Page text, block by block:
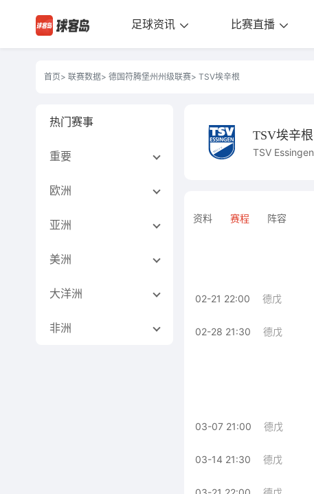
足球资讯 比赛直播
首页> 联赛数据> 德国符腾堡州州级联赛> TSV埃辛根
热门赛事
重要
欧洲
亚洲
美洲
大洋洲
非洲
TSV埃辛根
TSV Essingen
资料 赛程 阵容
02-21 22:00 德戊
02-28 21:30 德戊
03-07 21:00 德戊
03-14 21:30 德戊